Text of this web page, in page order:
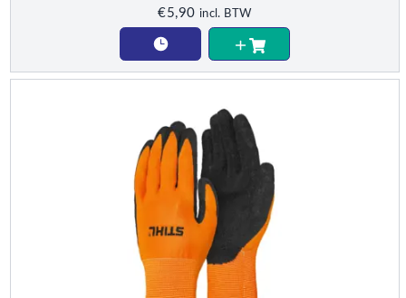
€5,90 incl. BTW